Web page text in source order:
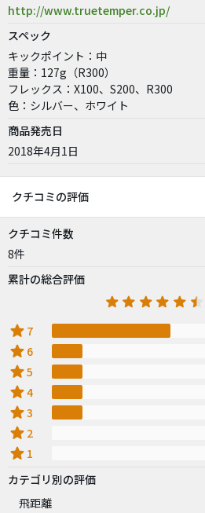
http://www.truetemper.co.jp/
スペック
キックポイント：中
重量：127g（R300）
フレックス：X100、S200、R300
色：シルバー、ホワイト
商品発売日
2018年4月1日
クチコミの評価
クチコミ件数
8件
累計の総合評価
star 7
star 6
star5
star4
star3
star 2
star 1
カテゴリ別の評価
飛距離